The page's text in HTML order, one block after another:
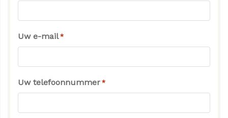
Uw e-mail *
Uw telefoonnummer *